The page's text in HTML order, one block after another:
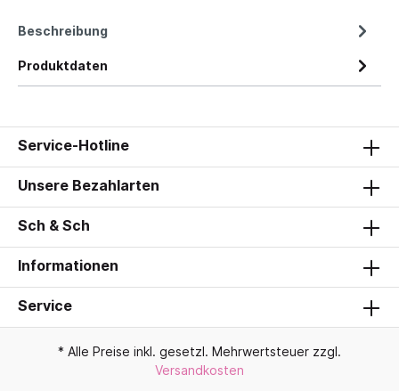
Beschreibung
Produktdaten
Service-Hotline
Unsere Bezahlarten
Sch & Sch
Informationen
Service
* Alle Preise inkl. gesetzl. Mehrwertsteuer zzgl.
Versandkosten